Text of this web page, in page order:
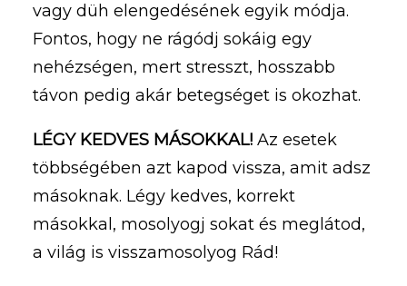
vagy düh elengedésének egyik módja.
Fontos, hogy ne rágódj sokáig egy
nehézségen, mert stresszt, hosszabb
távon pedig akár betegséget is okozhat.
LÉGY KEDVES MÁSOKKAL! Az esetek
többségében azt kapod vissza, amit adsz
másoknak. Légy kedves, korrekt
másokkal, mosolyogj sokat és meglátod,
a világ is visszamosolyog Rád!